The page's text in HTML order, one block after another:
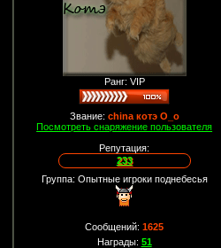
Ранг: VIP
Звание: china котэ О_о
Посмотреть снаряжение пользователя
Репутация:
233
Группа: Опытные игроки поднебесья
Сообщений:1625
Награды: 51